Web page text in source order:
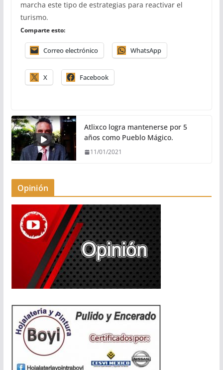
marcha este tipo de estrategias para reactivar el
turismo.
Comparte esto:
Correo electrónico WhatsApp
X Facebook
Atlixco logra mantenerse por 5
años como Pueblo Mágico.
11/01/2021
Opinión